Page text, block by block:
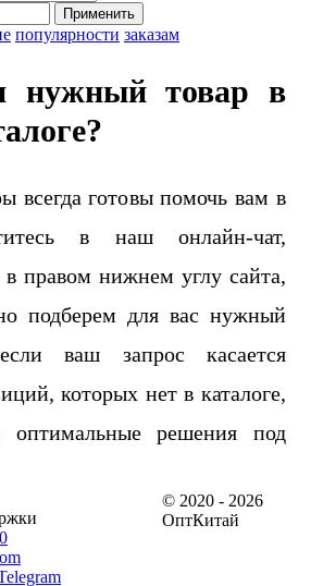
популярности заказам
Применить
нужный товар в
всегда готовы помочь вам в
в наш онлайн-чат,
правом нижнем углу сайта,
подберем для вас нужный
ваш запрос касается
которых нет в каталоге,
решения под
© 2020 - 2026
ОптКитай